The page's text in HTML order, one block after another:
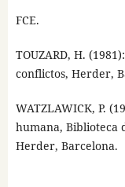
FCE.
TOUZARD, H.
conflictos, Herder,
WATZLAWICK, P.
humana, Biblioteca
Herder, Barcelona.